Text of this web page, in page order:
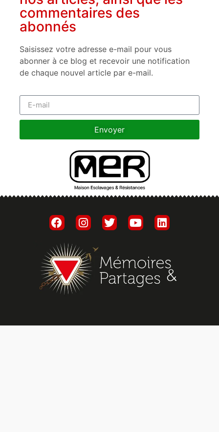
commentaires des
abonnés
Saisissez votre adresse e-mail pour vous
abonner à ce blog et recevoir une notification
de chaque nouvel article par e-mail.
Envoyer